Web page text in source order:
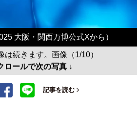
大阪・関西万博公式Xから）
は続きます。画像（1/10）
ロールで次の写真 ↓
記事を読む